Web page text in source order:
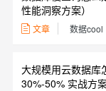
性能洞察方案）
文章 数据cool
大规模用云数据库
30%-50% 实战方